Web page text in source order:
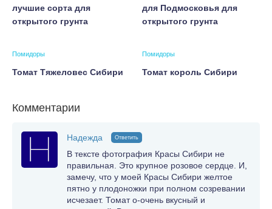
лучшие сорта для
открытого грунта
для Подмосковья для
открытого грунта
Помидоры
Томат Тяжеловес Сибири
Помидоры
Томат король Сибири
Комментарии
Надежда Ответить
В тексте фотография Красы Сибири не
правильная. Это крупное розовое сердце. И,
замечу, что у моей Красы Сибири желтое
пятно у плодоножки при полном созревании
исчезает. Томат о-очень вкусный и